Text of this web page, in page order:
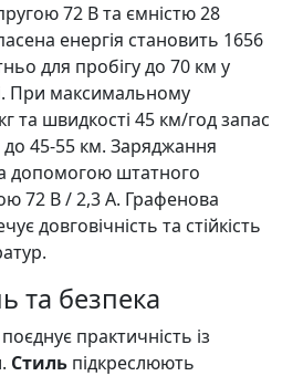
72 В та ємністю 28
енергія становить 1656
для пробігу до 70 км у
При максимальному
та швидкості 45 км/год запас
до 45-55 км. Заряджання
допомогою штатного
72 В / 2,3 А. Графенова
довговічність та стійкість
та безпека
практичність із
Стиль підкреслюють